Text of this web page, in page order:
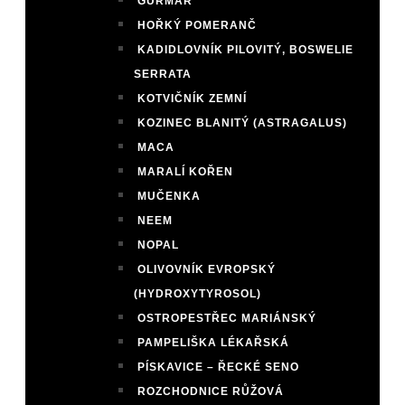
HOŘKÝ POMERANČ
KADIDLOVNÍK PILOVITÝ, BOSWELIE
SERRATA
KOTVIČNÍK ZEMNÍ
KOZINEC BLANITÝ (ASTRAGALUS)
MACA
MARALÍ KOŘEN
MUČENKA
NEEM
NOPAL
OLIVOVNÍK EVROPSKÝ
(HYDROXYTYROSOL)
OSTROPESTŘEC MARIÁNSKÝ
PAMPELIŠKA LÉKAŘSKÁ
PÍSKAVICE – ŘECKÉ SENO
ROZCHODNICE RŮŽOVÁ